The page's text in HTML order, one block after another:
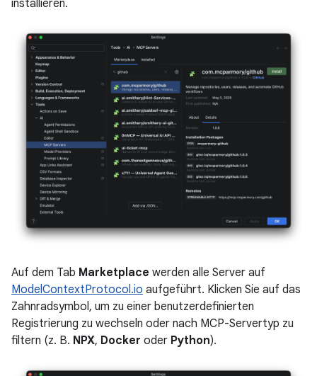
installieren.
Auf dem Tab Marketplace werden alle Server auf
ModelContextProtocol.io aufgeführt. Klicken Sie auf das
Zahnradsymbol, um zu einer benutzerdefinierten
Registrierung zu wechseln oder nach MCP-Servertyp zu
filtern (z. B. NPX, Docker oder Python).